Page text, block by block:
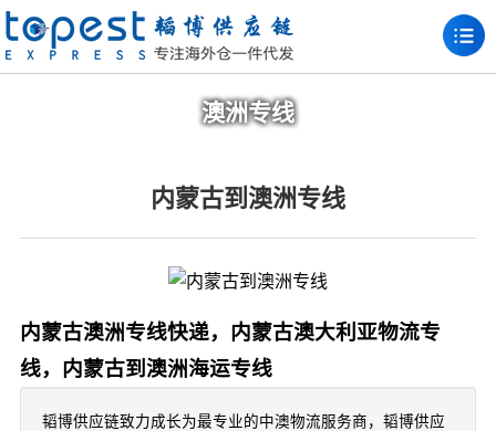
澳洲专线
内蒙古到澳洲专线
内蒙古澳洲专线快递，内蒙古澳大利亚物流专
线，内蒙古到澳洲海运专线
韬博供应链致力成长为最专业的中澳物流服务商，韬博供应